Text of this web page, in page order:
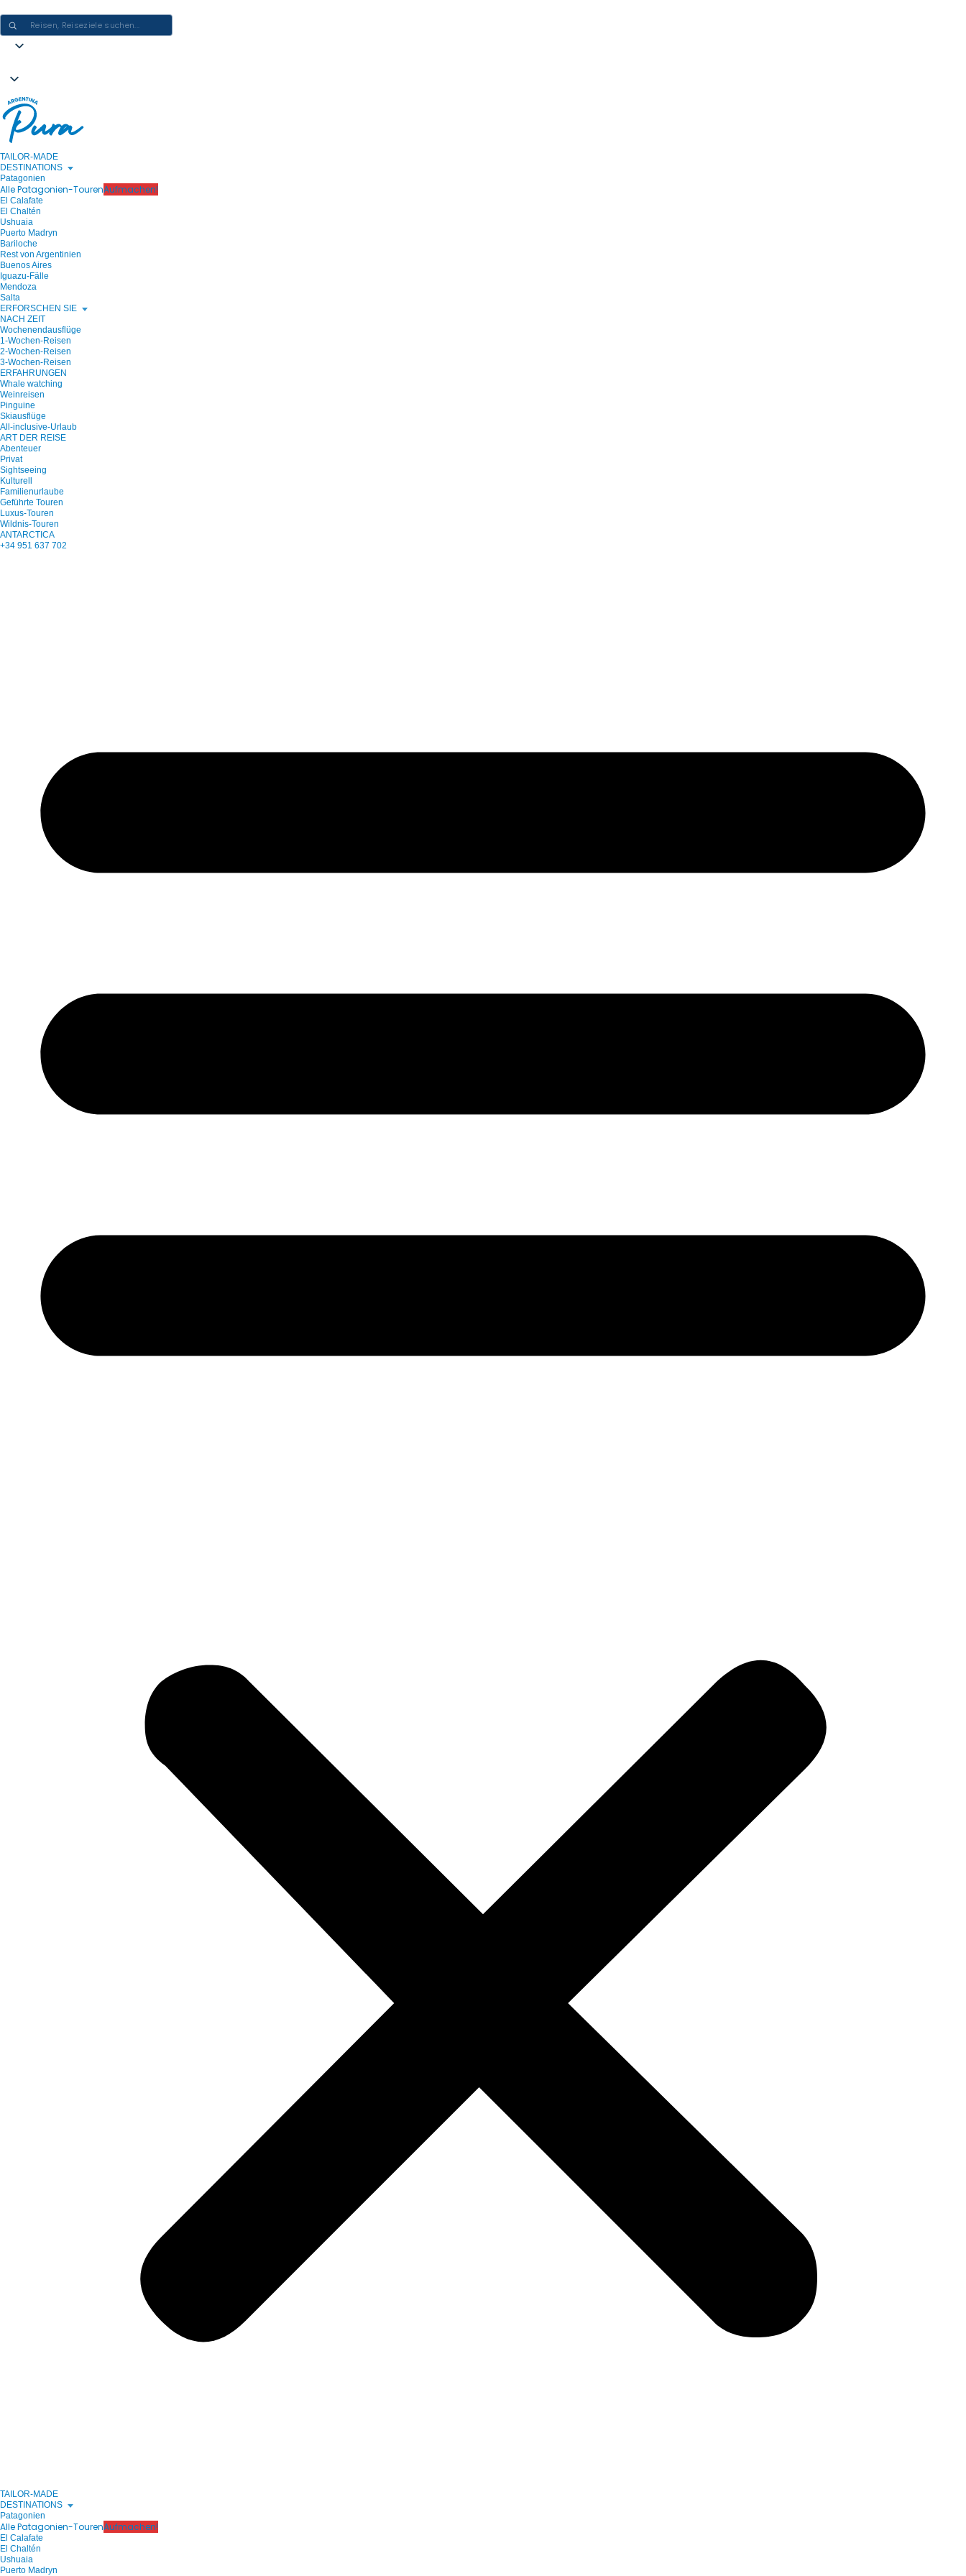
TAILOR-MADE
DESTINATIONS
Patagonien
Alle Patagonien-TourenAufmachen!
El Calafate
El Chaltén
Ushuaia
Puerto Madryn
Bariloche
Rest von Argentinien
Buenos Aires
Iguazu-Fälle
Mendoza
Salta
ERFORSCHEN SIE
NACH ZEIT
Wochenendausflüge
1-Wochen-Reisen
2-Wochen-Reisen
3-Wochen-Reisen
ERFAHRUNGEN
Whale watching
Weinreisen
Pinguine
Skiausflüge
All-inclusive-Urlaub
ART DER REISE
Abenteuer
Privat
Sightseeing
Kulturell
Familienurlaube
Geführte Touren
Luxus-Touren
Wildnis-Touren
ANTARCTICA
+34 951 637 702
TAILOR-MADE
DESTINATIONS
Patagonien
Alle Patagonien-TourenAufmachen!
El Calafate
El Chaltén
Ushuaia
Puerto Madryn